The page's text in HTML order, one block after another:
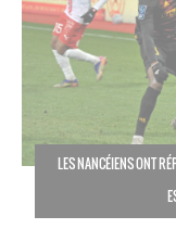
LES NANCÉIENS ONT